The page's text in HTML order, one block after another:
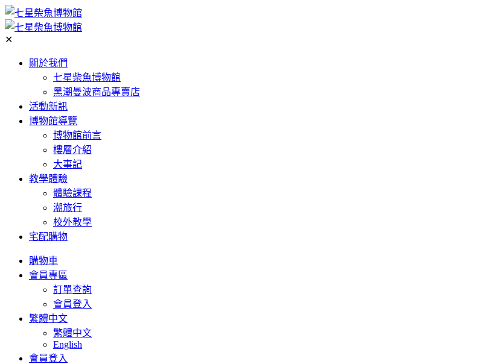
✕
關於我們
七星柴魚博物館
黑潮曼波商品專賣店
活動新訊
博物館導覽
博物館前言
樓層介紹
大事記
教學體驗
體驗課程
潮旅行
校外教學
宅配購物
購物車
會員專區
訂單查詢
會員登入
繁體中文
繁體中文
English
會員登入